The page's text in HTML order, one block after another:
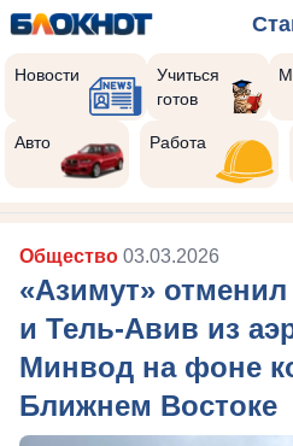
Новости
Учиться
готов
Авто Работа
Общество 03.03.2026
«Азимут»
и Тель-Авив из
Минвод на фоне
Ближнем Востоке